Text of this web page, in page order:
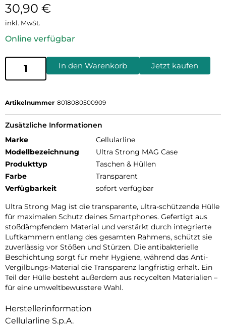
30,90 €
inkl. MwSt.
Online verfügbar
In den Warenkorb Jetzt kaufen
Artikelnummer 8018080500909
Zusätzliche Informationen
Marke
Cellularline
Modellbezeichnung
Ultra Strong MAG Case
Produkttyp
Taschen & Hüllen
Farbe
Transparent
Verfügbarkeit
sofort verfügbar
Ultra Strong Mag ist die transparente, ultra-schützende Hülle
für maximalen Schutz deines Smartphones. Gefertigt aus
stoßdämpfendem Material und verstärkt durch integrierte
Luftkammern entlang des gesamten Rahmens, schützt sie
zuverlässig vor Stößen und Stürzen. Die antibakterielle
Beschichtung sorgt für mehr Hygiene, während das Anti-
Vergilbungs-Material die Transparenz langfristig erhält. Ein
Teil der Hülle besteht außerdem aus recycelten Materialien –
für eine umweltbewusstere Wahl.
Herstellerinformation
Cellularline S.p.A.